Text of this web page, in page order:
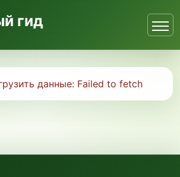
гид
данные: Failed to fetch